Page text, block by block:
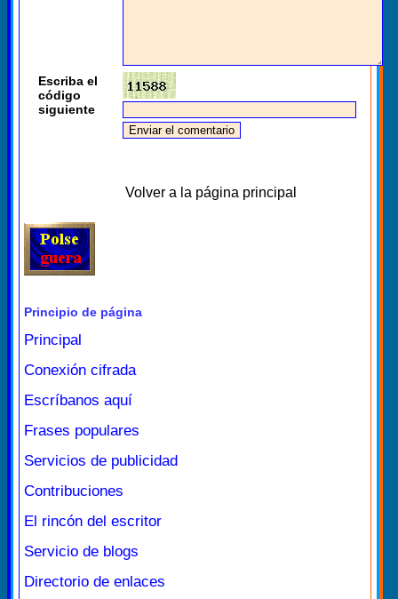
Escriba el
código
siguiente
Volver a la página principal
Principio de página
Principal
Conexión cifrada
Escríbanos aquí
Frases populares
Servicios de publicidad
Contribuciones
El rincón del escritor
Servicio de blogs
Directorio de enlaces